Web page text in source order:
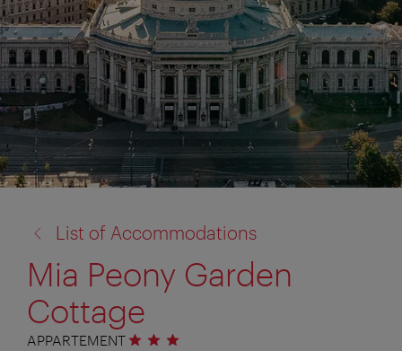
a:
List of Accommodations
Mia Peony Garden
Cottage
APPARTEMENT3 estrellas